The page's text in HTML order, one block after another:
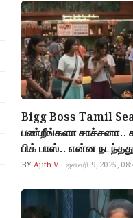
Bigg Boss Tamil
பண்றீங்களா சாச்சனா..
பிக் பாஸ்.. என்ன
BYAjith V ஜனவரி 9, 2025,